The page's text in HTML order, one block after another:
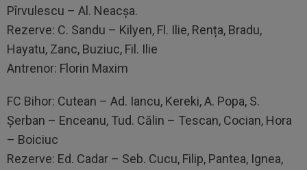
Pîrvulescu – Al. Neacșa.
Rezerve: C. Sandu – Kilyen, Fl. Ilie, Rența, Bradu,
Hayatu, Zanc, Buziuc, Fil. Ilie
Antrenor: Florin Maxim
FC Bihor: Cutean – Ad. Iancu, Kereki, A. Popa, S.
Șerban – Enceanu, Tud. Călin – Tescan, Cocian, Hora
– Boiciuc
Rezerve: Ed. Cadar – Seb. Cucu, Filip, Pantea, Ignea,